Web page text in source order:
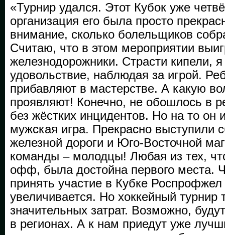
«Турнир удался. Этот Кубок уже
организация его была просто
внимание, сколько болельщиков
Считаю, что в этом мероприятии
железнодорожники. Страсти кипели,
удовольствие, наблюдая за игрой.
прибавляют в мастерстве. А какую
проявляют! Конечно, не обошлось в
без жёстких инцидентов. Но на то он
мужская игра. Прекрасно выступили
железной дороги и Юго-Восточной
команды – молодцы! Любая из тех,
офф, была достойна первого места.
принять участие в Кубке Роспрофжел
увеличивается. Но хоккейный турнир
значительных затрат. Возможно,
в регионах. А к нам приедут уже